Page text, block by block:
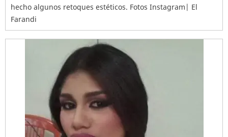
hecho algunos retoques estéticos. Fotos Instagram| El
Farandi